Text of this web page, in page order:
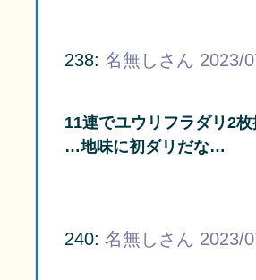
238: 名無しさん 2023/
11連でユウリフラダリ2
…地味に初ダリだな…
240: 名無しさん 2023/